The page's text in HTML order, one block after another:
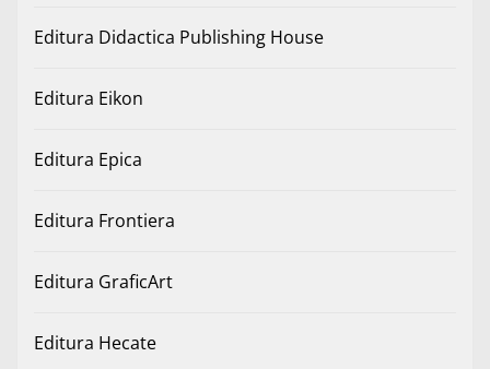
Editura Didactica Publishing House
Editura Eikon
Editura Epica
Editura Frontiera
Editura GraficArt
Editura Hecate